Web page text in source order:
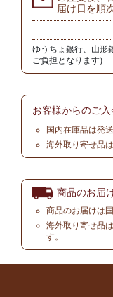
届け日を順
ゆうちょ銀行、山形
ご負担となります)
お客様からのご
国内在庫品は発
海外取り寄せ品
商品のお届
商品のお届けは
海外取り寄せ品
す。